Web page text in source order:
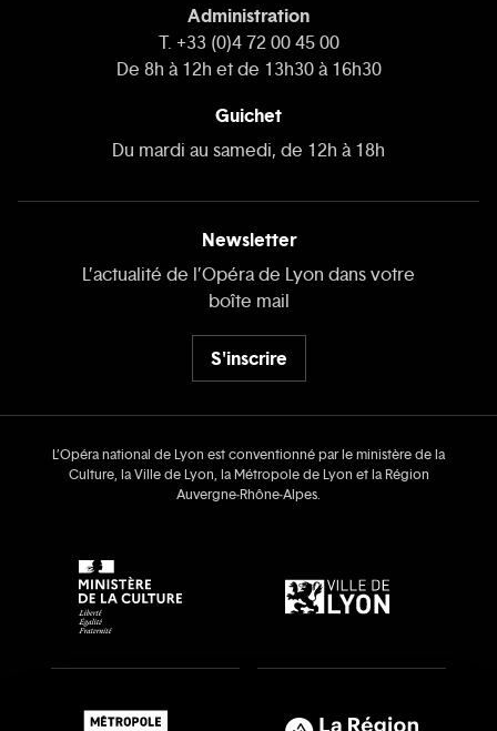
Administration
T. +33 (0)4 72 00 45 00
De 8h à 12h et de 13h30 à 16h30
Guichet
Du mardi au samedi, de 12h à 18h
Newsletter
L’actualité de l’Opéra de Lyon dans votre
boîte mail
S'inscrire
L’Opéra national de Lyon est conventionné par le ministère de la
Culture, la Ville de Lyon, la Métropole de Lyon et la Région
Auvergne‑Rhône‑Alpes.